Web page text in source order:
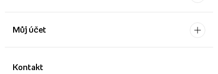
Kontakt
Můj účet